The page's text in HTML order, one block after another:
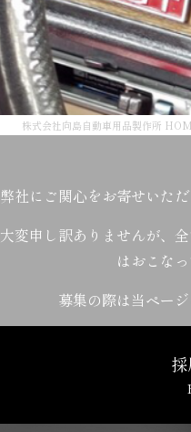
株式会社向島自動車用品製作所
弊社にご関心をお寄せいた
大変申し訳ありませんが、
はおこな
募集の際は当ペー